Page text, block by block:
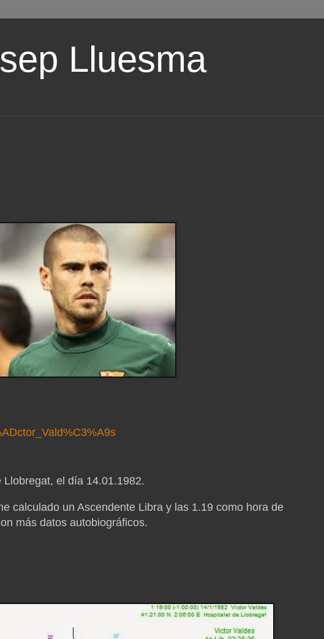
Lluesma
el día 14.01.1982.
calculado un Ascendente Libra y las 1.19 como hora de
más datos autobiográficos.